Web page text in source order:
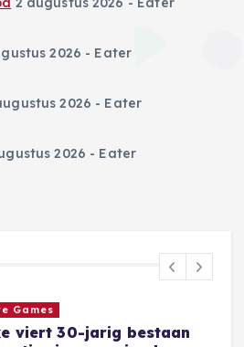
2026 - Eater
2026 - Eater
2026 - Eater
Vernieuwd in ontwikeling
er Sugar seizoen 3 op